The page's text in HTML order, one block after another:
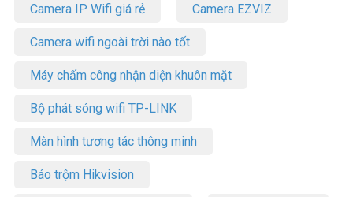
Camera IP Wifi giá rẻ Camera EZVIZ
Camera wifi ngoài trời nào tốt
Máy chấm công nhận diện khuôn mặt
Bộ phát sóng wifi TP-LINK
Màn hình tương tác thông minh
Báo trộm Hikvision